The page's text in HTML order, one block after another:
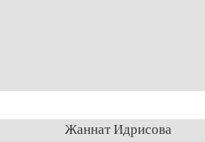
Жаннат Идрисова